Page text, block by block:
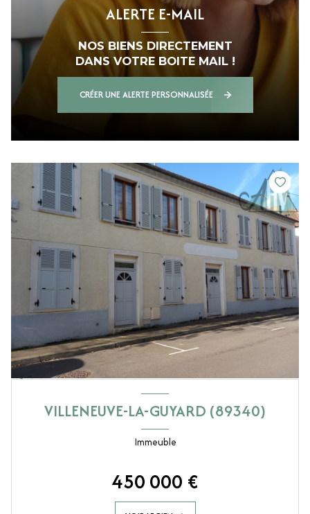
ALERTE E-MAIL
NOS BIENS DIRECTEMENT
DANS VOTRE BOITE MAIL !
CRÉER UNE ALERTE PERSONNALISÉE
VILLENEUVE-LA-GUYARD (89340)
Immeuble
450 000 €